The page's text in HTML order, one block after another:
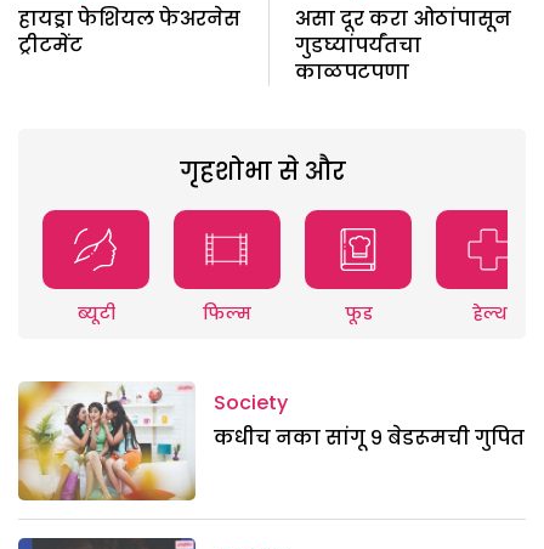
हायड्रा फेशियल फेअरनेस
ट्रीटमेंट
असा दूर करा ओठांपासून
गुडघ्यांपर्यंतचा
काळपटपणा
गृहशोभा से और
ब्यूटी फिल्म फूड हेल्थ
Society
कधीच नका सांगू ९ बेडरूमची गुपित